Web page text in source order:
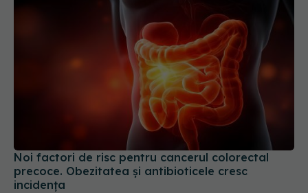
Noi factori de risc pentru cancerul colorectal
precoce. Obezitatea și antibioticele cresc
incidența